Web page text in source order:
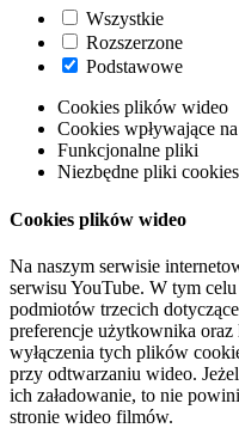
Wszystkie
Rozszerzone
Podstawowe
Cookies plików wideo
Cookies wpływające
Funkcjonalne pliki
Niezbędne pliki
Cookies plików wideo
Na naszym serwisie
serwisu YouTube. W tym
podmiotów trzecich
preferencje użytkownika
wyłączenia tych plików
przy odtwarzaniu wideo.
ich załadowanie, to nie
stronie wideo filmów.